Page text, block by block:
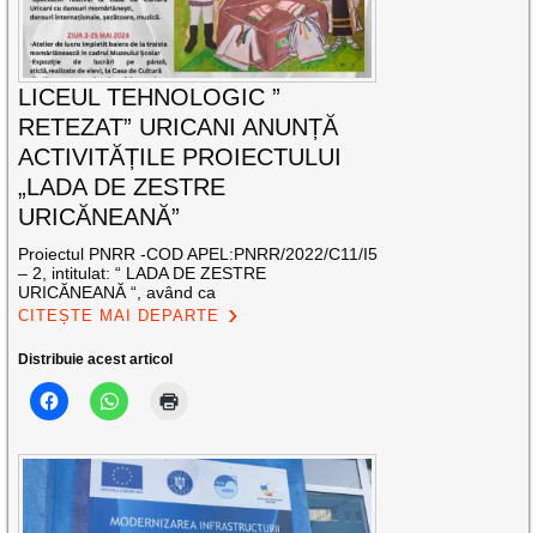
LICEUL TEHNOLOGIC ”
RETEZAT” URICANI ANUNȚĂ
ACTIVITĂȚILE PROIECTULUI
„LADA DE ZESTRE
URICĂNEANĂ”
Proiectul PNRR -COD APEL:PNRR/2022/C11/I5
– 2, intitulat: “ LADA DE ZESTRE
URICĂNEANĂ “, având ca
CITEȘTE MAI DEPARTE
Distribuie acest articol